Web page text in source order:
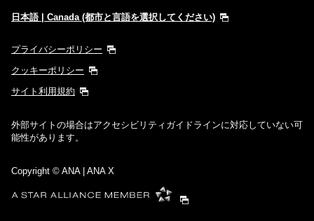
日本語 | Canada (都市と言語を選択してください)
プライバシーポリシー
クッキーポリシー
サイト利用規約
外部サイトの場合はアクセシビリティガイドラインに対応していない可
能性があります。
Copyright © ANA | ANA X